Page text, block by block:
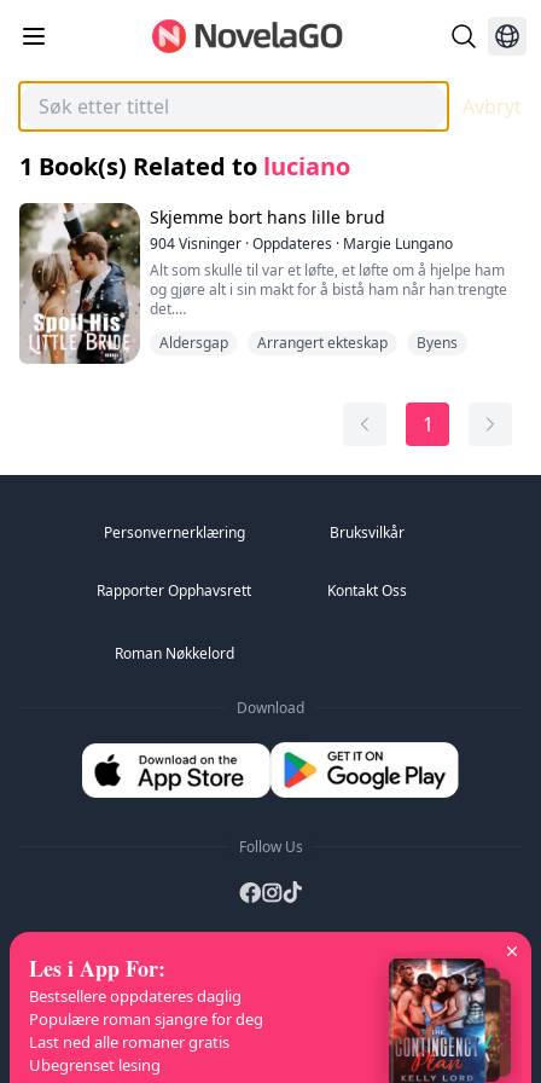
Avbryt
1 Book(s) Related to luciano
Skjemme bort hans lille brud
904Visninger ·Oppdateres · Margie Lungano
Alt som skulle til var et løfte, et løfte om å hjelpe ham
og gjøre alt i sin makt for å bistå ham når han trengte
det.
mannen hun betingelsesløst forelsket seg i ved første
En grop som han møysommelig gravde for henne, og
Aldersgap Arrangert ekteskap Byens
1
Personvernerklæring Bruksvilkår
Rapporter Opphavsrett Kontakt Oss
Roman Nøkkelord
Download
Follow Us
A-Z Lister : A B I J
K
L
M N O P Q V W
Les i App For:
Bestsellere oppdateres daglig
Populære roman sjangre for deg
Last ned alle romaner gratis
Ubegrenset lesing